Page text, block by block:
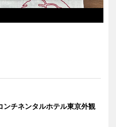
ンチネンタルホテル東京外観